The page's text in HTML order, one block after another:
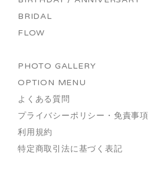
BRIDAL
FLOW
PHOTO GALLERY
OPTION MENU
よくある質問
プライバシーポリシー・免責事項
利用規約
特定商取引法に基づく表記